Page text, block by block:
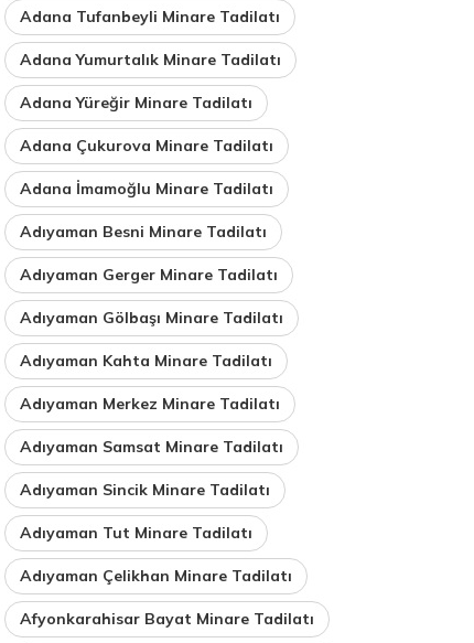
Adana Tufanbeyli Minare Tadilatı
Adana Yumurtalık Minare Tadilatı
Adana Yüreğir Minare Tadilatı
Adana Çukurova Minare Tadilatı
Adana İmamoğlu Minare Tadilatı
Adıyaman Besni Minare Tadilatı
Adıyaman Gerger Minare Tadilatı
Adıyaman Gölbaşı Minare Tadilatı
Adıyaman Kahta Minare Tadilatı
Adıyaman Merkez Minare Tadilatı
Adıyaman Samsat Minare Tadilatı
Adıyaman Sincik Minare Tadilatı
Adıyaman Tut Minare Tadilatı
Adıyaman Çelikhan Minare Tadilatı
Afyonkarahisar Bayat Minare Tadilatı